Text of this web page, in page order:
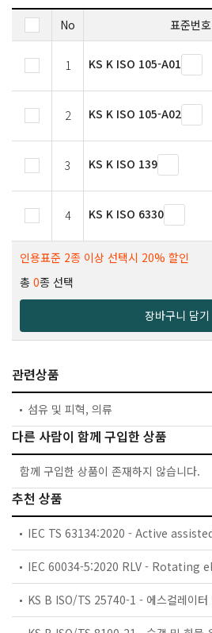
No 표준번호
1 KS K ISO 105-A01
2 KS K ISO 105-A02
3 KS K ISO 139
4 KS K ISO 6330
인용표준 2종 이상 선택시 20% 할인
총 0종 선택
장바구니 담기
관련상품
섬유 및 피혁, 의류
다른 사람이 함께 구입한 상품
함께 구입한 상품이 존재하지 않습니다.
추천 상품